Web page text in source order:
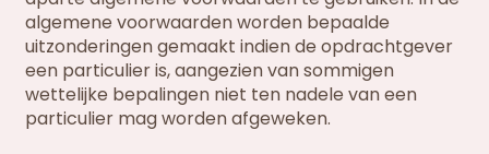
algemene voorwaarden worden bepaalde
uitzonderingen gemaakt indien de opdrachtgever
een particulier is, aangezien van sommigen
wettelijke bepalingen niet ten nadele van een
particulier mag worden afgeweken.